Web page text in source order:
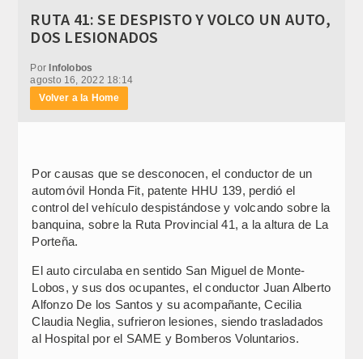
RUTA 41: SE DESPISTO Y VOLCO UN AUTO,
DOS LESIONADOS
PorInfolobos
agosto 16, 2022 18:14
Volver a la Home
Por causas que se desconocen, el conductor de un
automóvil Honda Fit, patente HHU 139, perdió el
control del vehículo despistándose y volcando sobre la
banquina, sobre la Ruta Provincial 41, a la altura de La
Porteña.
El auto circulaba en sentido San Miguel de Monte-
Lobos, y sus dos ocupantes, el conductor Juan Alberto
Alfonzo De los Santos y su acompañante, Cecilia
Claudia Neglia, sufrieron lesiones, siendo trasladados
al Hospital por el SAME y Bomberos Voluntarios.